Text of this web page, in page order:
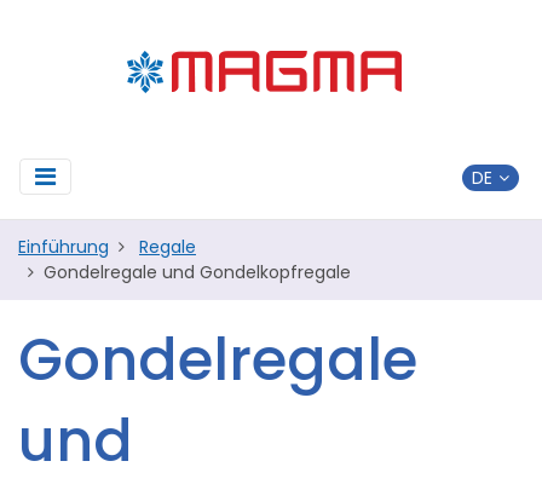
Einführung
Regale
Gondelregale und Gondelkopfregale
Gondelregale
und